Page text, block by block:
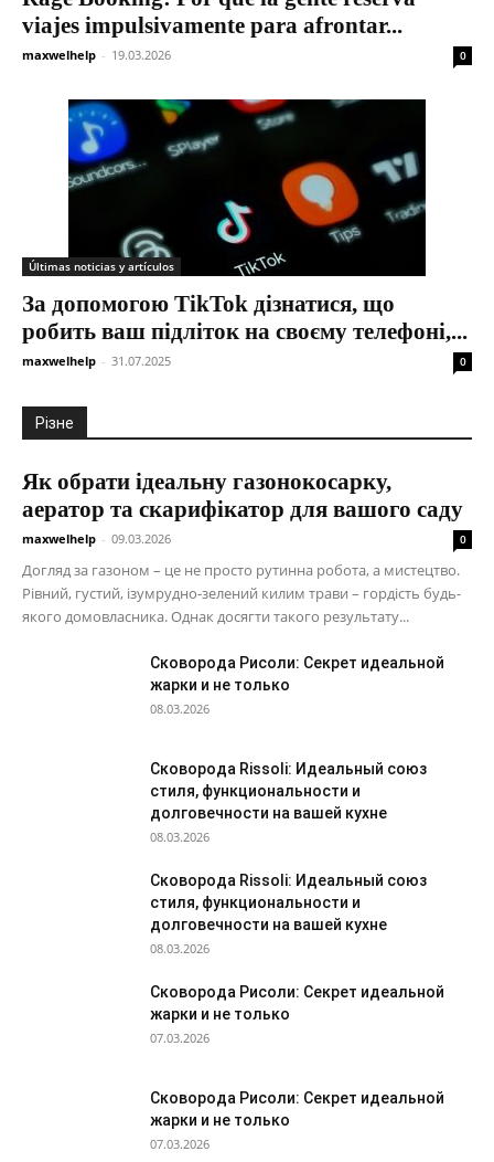
viajes impulsivamente para afrontar...
maxwelhelp - 19.03.2026 0
Últimas noticias y artículos
За допомогою TikTok дізнатися, що
робить ваш підліток на своєму телефоні,...
maxwelhelp - 31.07.2025 0
Різне
Як обрати ідеальну газонокосарку,
аератор та скарифікатор для вашого саду
maxwelhelp - 09.03.2026 0
Догляд за газоном – це не просто рутинна робота, а мистецтво.
Рівний, густий, ізумрудно-зелений килим трави – гордість будь-
якого домовласника. Однак досягти такого результату...
Сковорода Рисоли: Секрет идеальной
жарки и не только
08.03.2026
Сковорода Rissoli: Идеальный союз
стиля, функциональности и
долговечности на вашей кухне
08.03.2026
Сковорода Rissoli: Идеальный союз
стиля, функциональности и
долговечности на вашей кухне
08.03.2026
Сковорода Рисоли: Секрет идеальной
жарки и не только
07.03.2026
Сковорода Рисоли: Секрет идеальной
жарки и не только
07.03.2026